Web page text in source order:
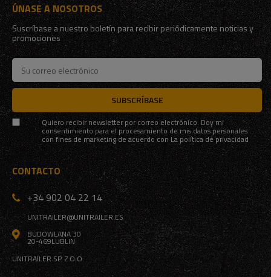
ÚNASE A NOSOTROS
Suscríbase a nuestro boletín para recibir periódicamente noticias y
promociones
SUBSCRÍBASE
Quiero recibir newsletter por correo electrónico. Doy mi
consentimiento para el procesamiento de mis datos personales
con fines de marketing de acuerdo conLa política de privacidad
CONTACTO
+34 902 04 22 14
UNITRAILER@UNITRAILER.ES
BUDOWLANA 30
20-469LUBLIN
UNITRAILER SP. Z O.O.